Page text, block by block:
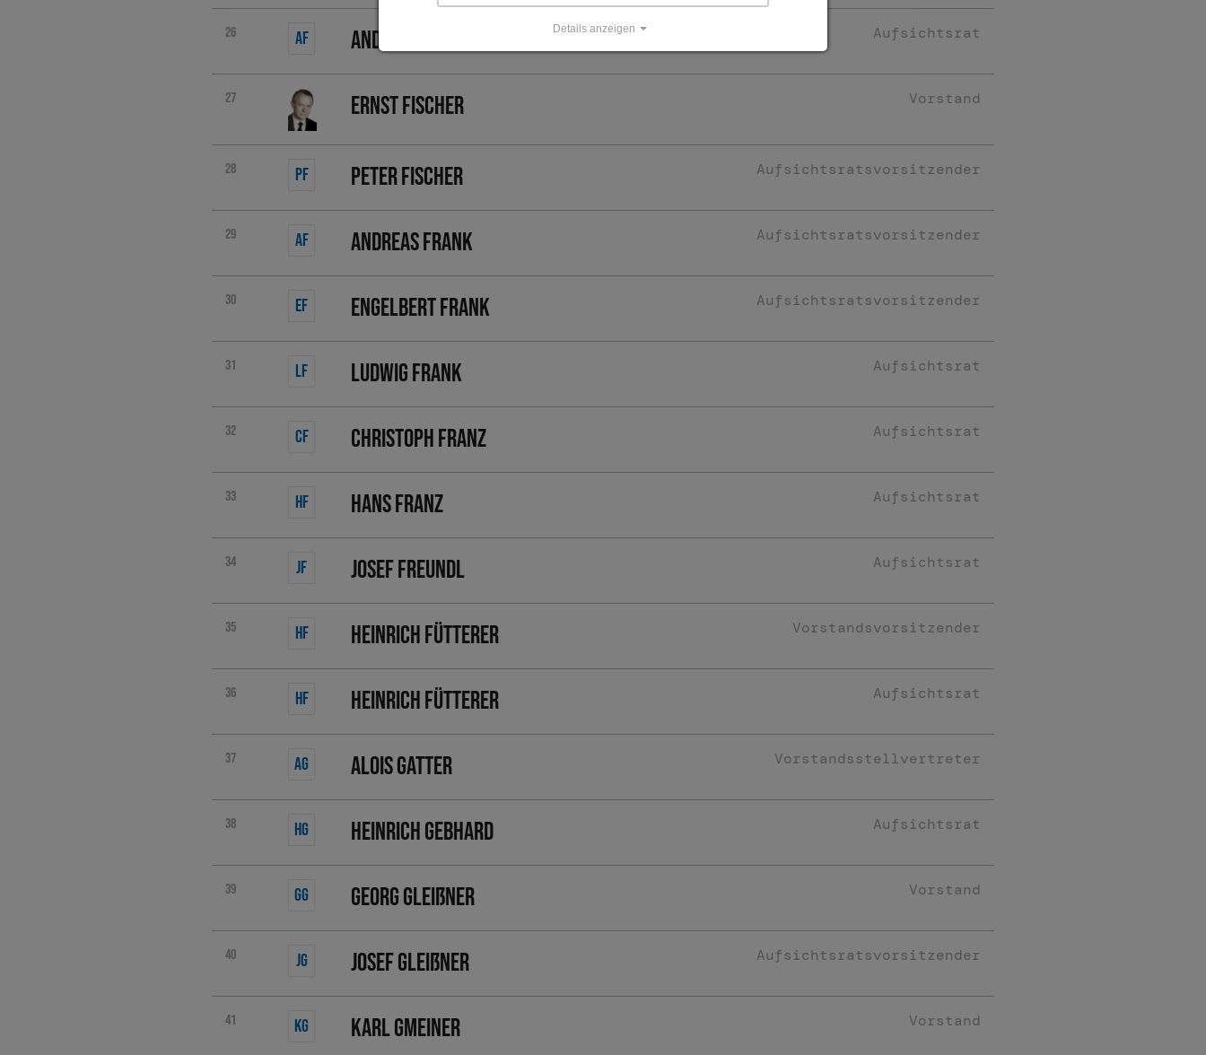
26 AF Andreas Fischer Aufsichtsrat
27 Ernst Fischer Vorstand
28 PF Peter Fischer Aufsichtsratsvorsitzender
29 AF Andreas Frank Aufsichtsratsvorsitzender
30 EF Engelbert Frank Aufsichtsratsvorsitzender
31 LF Ludwig Frank Aufsichtsrat
32 CF Christoph Franz Aufsichtsrat
33 HF Hans Franz Aufsichtsrat
34 JF Josef Freundl Aufsichtsrat
35 HF Heinrich Fütterer Vorstandsvorsitzender
36 HF Heinrich Fütterer Aufsichtsrat
37 AG Alois Gatter Vorstandsstellvertreter
38 HG Heinrich Gebhard Aufsichtsrat
39 GG Georg Gleißner Vorstand
40 JG Josef Gleißner Aufsichtsratsvorsitzender
41 KG Karl Gmeiner Vorstand
Details anzeigen
Impressum|Datenschutz